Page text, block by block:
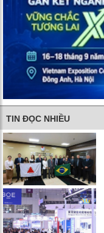
TIN ĐỌC NHIỀU